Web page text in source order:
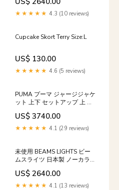
ズ DAISY LIN for FOXEY
★★★★★ 4.3 (10 reviews)
Cupcake Skort Terry Size:L
US$ 130.00
★★★★★ 4.6 (5 reviews)
PUMA プーマ ジャージジャケ
ット 上下 セットアップ 上 M /
下 S ブラック系 レディース
SCHOONER BAY
US$ 3740.00
★★★★★ 4.1 (29 reviews)
未使用 BEAMS LIGHTS ビー
ムスライツ 日本製 ノーカラー
ジャケット 40 ベージュ系 タ
グ付き レディース Jewel
Changes
US$ 2640.00
★★★★★ 4.1 (13 reviews)